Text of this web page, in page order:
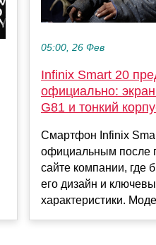
05:00, 26 Фев
Infinix Smart 20
официально:
G81 и тонкий
Смартфон Infinix
официальным после
сайте компании, где
его дизайн и
характеристики.